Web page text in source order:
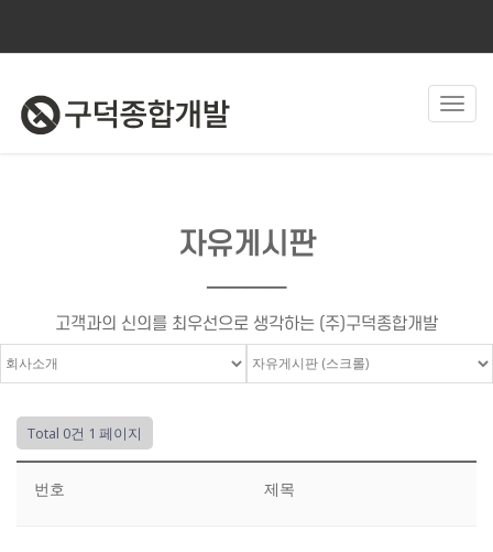
자유게시판
────
고객과의 신의를 최우선으로 생각하는 (주)구덕종합개발
Total 0건 1 페이지
번호 제목